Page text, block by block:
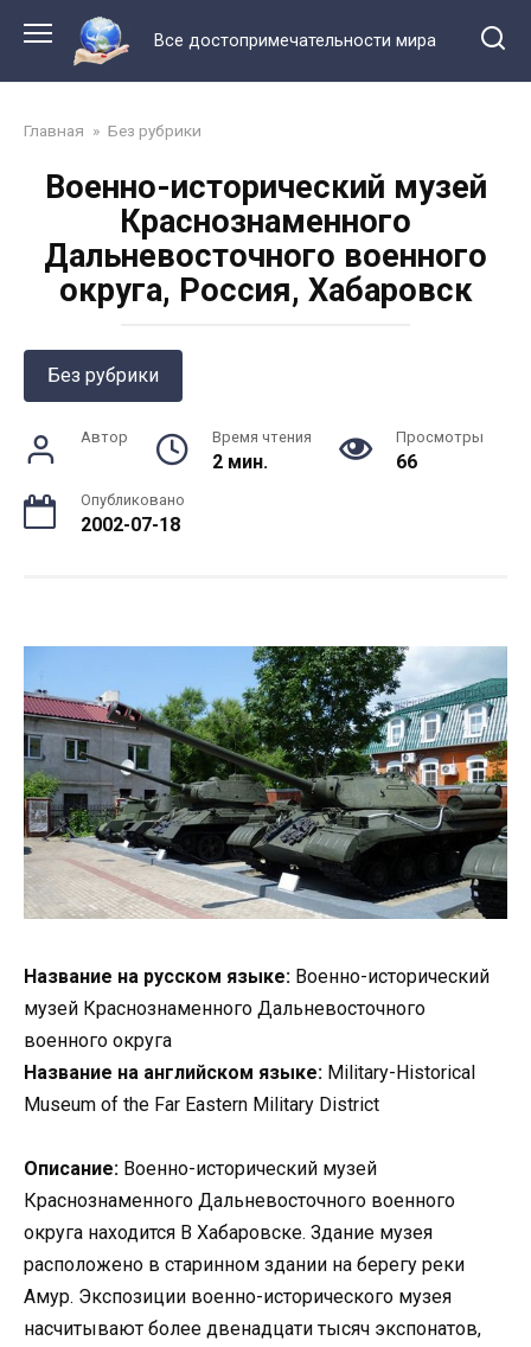
контенту
Все достопримечательности мира
Главная » Без рубрики
Военно-исторический музей
Краснознаменного
Дальневосточного военного
округа, Россия, Хабаровск
Без рубрики
Автор Время чтения
2 мин.
Просмотры
66
Опубликовано
2002-07-18
Название на русском языке: Военно-исторический
музей Краснознаменного Дальневосточного
военного округа
Название на английском языке: Military-Historical
Museum of the Far Eastern Military District
Описание: Военно-исторический музей
Краснознаменного Дальневосточного военного
округа находится В Хабаровске. Здание музея
расположено в старинном здании на берегу реки
Амур. Экспозиции военно-исторического музея
насчитывают более двенадцати тысяч экспонатов,